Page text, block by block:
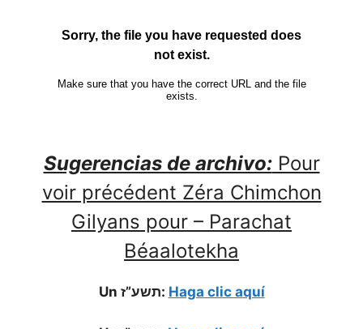
Sugerencias de archivo:Pour
voir précédent Zéra Chimchon
Gilyans pour – Parachat
Béaalotekha
Un תשע”ז: Haga clic aquí